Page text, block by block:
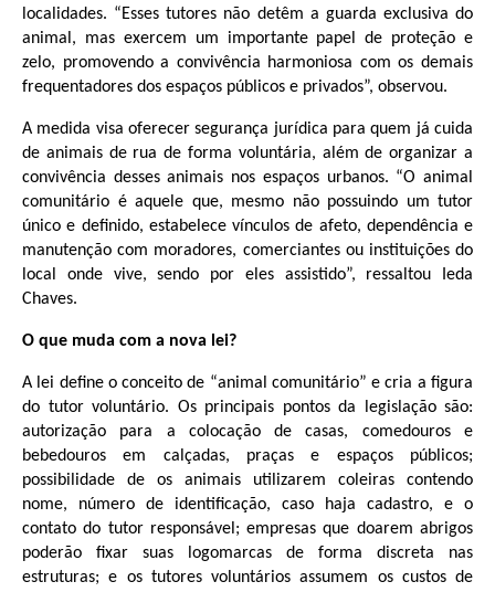
localidades. “Esses tutores não detêm a guarda exclusiva do
animal, mas exercem um importante papel de proteção e
zelo, promovendo a convivência harmoniosa com os demais
frequentadores dos espaços públicos e privados”, observou.
A medida visa oferecer segurança jurídica para quem já cuida
de animais de rua de forma voluntária, além de organizar a
convivência desses animais nos espaços urbanos. “O animal
comunitário é aquele que, mesmo não possuindo um tutor
único e definido, estabelece vínculos de afeto, dependência e
manutenção com moradores, comerciantes ou instituições do
local onde vive, sendo por eles assistido”, ressaltou Ieda
Chaves.
O que muda com a nova lei?
A lei define o conceito de “animal comunitário” e cria a figura
do tutor voluntário. Os principais pontos da legislação são:
autorização para a colocação de casas, comedouros e
bebedouros em calçadas, praças e espaços públicos;
possibilidade de os animais utilizarem coleiras contendo
nome, número de identificação, caso haja cadastro, e o
contato do tutor responsável; empresas que doarem abrigos
poderão fixar suas logomarcas de forma discreta nas
estruturas; e os tutores voluntários assumem os custos de